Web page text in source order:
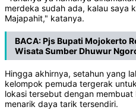
merdeka sudah ada, kalau saya
Majapahit," katanya.
BACA:Pjs Bupati Mojokerto
Wisata Sumber Dhuwur
Hingga akhirnya, setahun yang
kelompok pemuda tergerak
lokasi tersebut dengan
menarik daya tarik tersendiri.